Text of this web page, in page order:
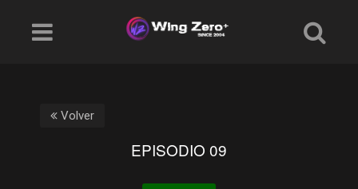
Volver
EPISODIO 09